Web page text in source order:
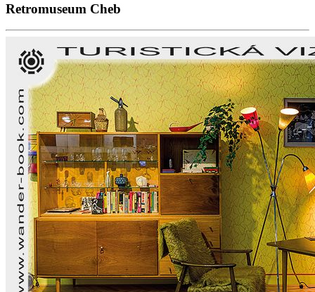
Retromuseum Cheb